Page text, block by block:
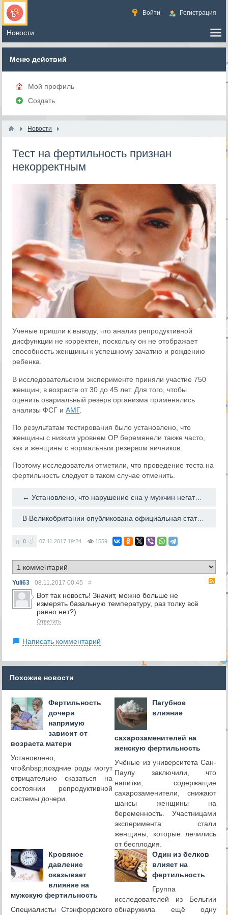
Войти Регистрация
Меню действий
Мой профиль
Создать
Новости
Тест на фертильность признан
некорректным
Ученые пришли к выводу, что анализ репродуктивной
дисфункции не корректен, поскольку он не отображает
способность женщины к успешному зачатию и рождению
ребенка.
В исследовательском эксперименте приняли участие 750
женщин, в возрасте от 30 до 45 лет. Для того, чтобы
оценить овариальный резерв организма применялись
анализы ФСГ иАМГ.
По результатам тестирования было установлено, что
женщины с низким уровнем ОР беременели также часто,
как и женщины с нормальным резервом яичников.
Поэтому исследователи отметили, что проведение теста на
фертильность следует в таком случае отменить.
← Установлено, что нарушение сна у мужчин негативно сказывается на качестве семенной жидкости
В Великобритании опубликована официальная статистика по донорам спермы →
0 07.11.2017 19:24 1559
Yuli63 08.11.2017 00:45 #
Вот так новость! Значит, можно больше не
измерять базальную температуру, раз толку всё
равно нет?)
Ответить
Написать комментарий
Похожие новости
Фертильность
дочери
напрямую
зависит от
возраста матери
Установлено,
что&nbsp;поздние роды могут
отрицательно сказаться на
состоянии репродуктивной
системы дочери.
Пагубное
влияние
сахарозаменителей на
женскую фертильность
Учёные из университета Сан-
Паулу заключили, что
напитки, содержащие
сахарозаменители, снижают
шансы женщины на
беременность. Участницами
эксперимента стали
женщины, которые лечились
от бесплодия.
Кровяное
давление
оказывает
влияние на
мужскую фертильность
Специалисты Стэнфордского
Один из белков
влияет на
фертильность
Группа
исследователей из Бельгии
обнаружила ещё одну